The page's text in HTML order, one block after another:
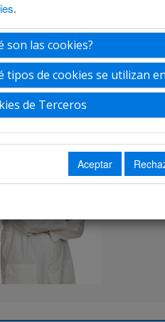
.
son las cookies?
tipos de cookies se utilizan
de Terceros